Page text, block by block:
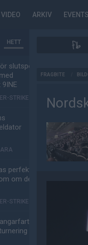
VIDEO ARKIV EVENTS
HETT
slutspel
STRIKE
perfekta
om det
STRIKE
–
FRAGBITE